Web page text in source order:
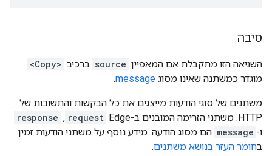
סיבה
השגיאה הזו מתקבלת אם המאפיין source ברכיב <Copy>
מוגדר כמשתנה שאינו מסוג message
.
משתנים של סוגי הודעות מייצגים את כל הבקשות והתשובות של
HTTP. משתני הזרימה המובנים ב-Edge
request
,
response
ו- message הם מסוג הודעה. מידע נוסף על משתני הודעות זמין
בחומר העזר בנושא משתנים.